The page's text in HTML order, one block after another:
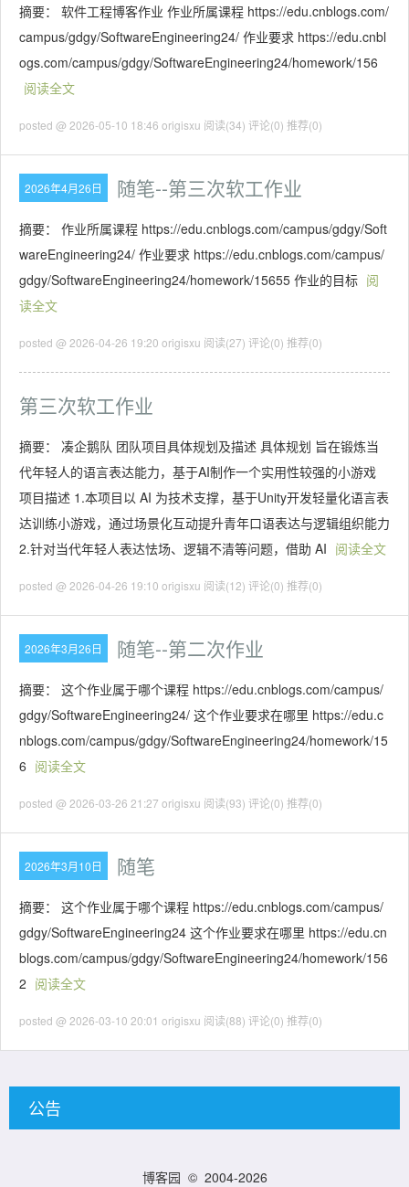
摘要： 软件工程博客作业 作业所属课程 https://edu.cnblogs.com/
campus/gdgy/SoftwareEngineering24/ 作业要求 https://edu.cnbl
ogs.com/campus/gdgy/SoftwareEngineering24/homework/156
阅读全文
posted @ 2026-05-10 18:46 origisxu 阅读(34) 评论(0) 推荐(0)
2026年4月26日 随笔--第三次软工作业
摘要： 作业所属课程 https://edu.cnblogs.com/campus/gdgy/Soft
wareEngineering24/ 作业要求 https://edu.cnblogs.com/campus/
gdgy/SoftwareEngineering24/homework/15655 作业的目标 阅
读全文
posted @ 2026-04-26 19:20 origisxu 阅读(27) 评论(0) 推荐(0)
第三次软工作业
摘要： 凑企鹅队 团队项目具体规划及描述 具体规划 旨在锻炼当
代年轻人的语言表达能力，基于AI制作一个实用性较强的小游戏
项目描述 1.本项目以 AI 为技术支撑，基于Unity开发轻量化语言表
达训练小游戏，通过场景化互动提升青年口语表达与逻辑组织能力
2.针对当代年轻人表达怯场、逻辑不清等问题，借助 AI 阅读全文
posted @ 2026-04-26 19:10 origisxu 阅读(12) 评论(0) 推荐(0)
2026年3月26日 随笔--第二次作业
摘要： 这个作业属于哪个课程 https://edu.cnblogs.com/campus/
gdgy/SoftwareEngineering24/ 这个作业要求在哪里 https://edu.c
nblogs.com/campus/gdgy/SoftwareEngineering24/homework/15
6 阅读全文
posted @ 2026-03-26 21:27 origisxu 阅读(93) 评论(0) 推荐(0)
2026年3月10日 随笔
摘要： 这个作业属于哪个课程 https://edu.cnblogs.com/campus/
gdgy/SoftwareEngineering24 这个作业要求在哪里 https://edu.cn
blogs.com/campus/gdgy/SoftwareEngineering24/homework/156
2 阅读全文
posted @ 2026-03-10 20:01 origisxu 阅读(88) 评论(0) 推荐(0)
公告
博客园 © 2004-2026